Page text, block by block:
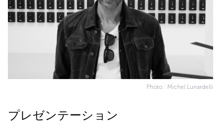
Photo : Michel Lunardelli
プレゼンテーション